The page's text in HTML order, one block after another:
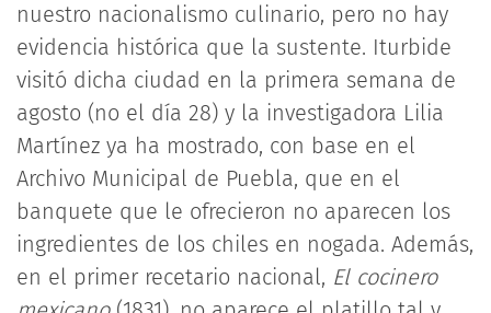
nuestro nacionalismo culinario, pero no hay
evidencia histórica que la sustente. Iturbide
visitó dicha ciudad en la primera semana de
agosto (no el día 28) y la investigadora Lilia
Martínez ya ha mostrado, con base en el
Archivo Municipal de Puebla, que en el
banquete que le ofrecieron no aparecen los
ingredientes de los chiles en nogada. Además,
en el primer recetario nacional, El cocinero